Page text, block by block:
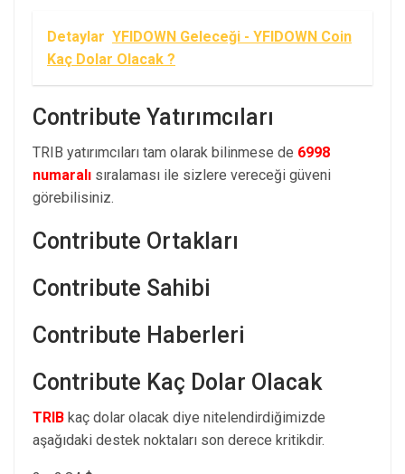
Detaylar YFIDOWN Geleceği - YFIDOWN Coin
Kaç Dolar Olacak ?
Contribute Yatırımcıları
TRIB yatırımcıları tam olarak bilinmese de 6998
numaralı sıralaması ile sizlere vereceği güveni
görebilisiniz.
Contribute Ortakları
Contribute Sahibi
Contribute Haberleri
Contribute Kaç Dolar Olacak
TRIB kaç dolar olacak diye nitelendirdiğimizde
aşağıdaki destek noktaları son derece kritikdir.